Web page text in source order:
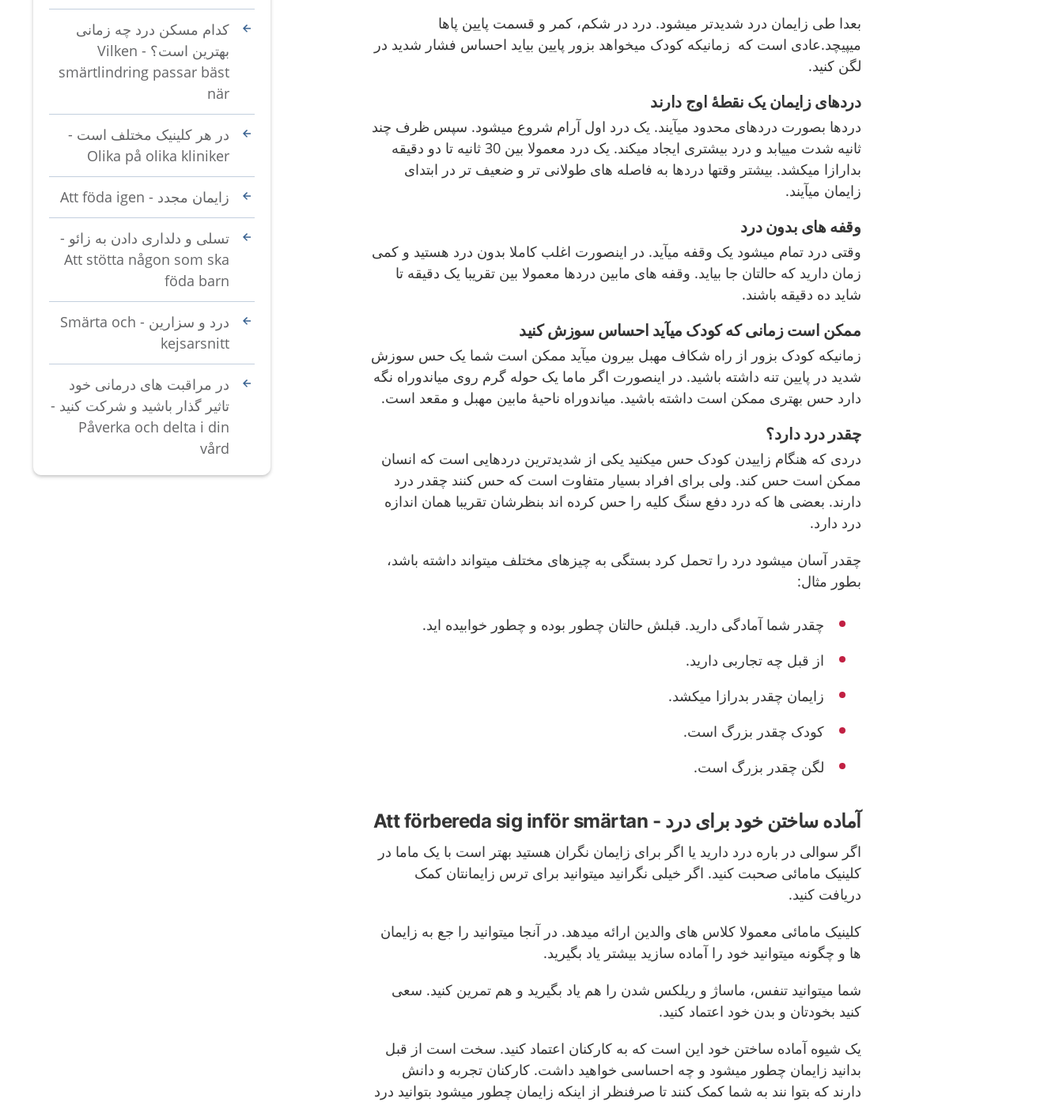
بعدا طی زایمان درد شدیدتر میشود. درد در شکم، کمر و قسمت پایین پاها
میپیچد.عادی است که زمانیکه کودک میخواهد بزور پایین بیاید احساس فشار شدید در
لگن کنید.
دردهای زایمان یک نقطۀ اوج دارند
دردها بصورت دردهای محدود میآیند. یک درد اول آرام شروع میشود. سپس ظرف چند
ثانیه شدت مییابد و درد بیشتری ایجاد میکند. یک درد معمولا بین 30 ثانیه تا دو دقیقه
بدارازا میکشد. بیشتر وقتها دردها به فاصله های طولانی تر و ضعیف تر در ابتدای
زایمان میآیند.
وقفه های بدون درد
وقتی درد تمام میشود یک وقفه میآید. در اینصورت اغلب کاملا بدون درد هستید و کمی
زمان دارید که حالتان جا بیاید. وقفه های مابین دردها معمولا بین تقریبا یک دقیقه تا
شاید ده دقیقه باشند.
ممکن است زمانی که کودک میآید احساس سوزش کنید
زمانیکه کودک بزور از راه شکاف مهبل بیرون میآید ممکن است شما یک حس سوزش
شدید در پایین تنه داشته باشید. در اینصورت اگر ماما یک حوله گرم روی میاندوراه نگه
دارد حس بهتری ممکن است داشته باشید. میاندوراه ناحیۀ مابین مهبل و مقعد است.
چقدر درد دارد؟
دردی که هنگام زاییدن کودک حس میکنید یکی از شدیدترین دردهایی است که انسان
ممکن است حس کند. ولی برای افراد بسیار متفاوت است که حس کنند چقدر درد
دارند. بعضی ها که درد دفع سنگ کلیه را حس کرده اند بنظرشان تقریبا همان اندازه
درد دارد.
چقدر آسان میشود درد را تحمل کرد بستگی به چیزهای مختلف میتواند داشته باشد،
بطور مثال:
چقدر شما آمادگی دارید. قبلش حالتان چطور بوده و چطور خوابیده اید.
از قبل چه تجاربی دارید.
زایمان چقدر بدرازا میکشد.
کودک چقدر بزرگ است.
لگن چقدر بزرگ است.
آماده ساختن خود برای درد - Att förbereda sig inför smärtan
اگر سوالی در باره درد دارید یا اگر برای زایمان نگران هستید بهتر است با یک ماما در
کلینیک مامائی صحبت کنید. اگر خیلی نگرانید میتوانید برای ترس زایمانتان کمک
دریافت کنید.
کلینیک مامائی معمولا کلاس های والدین ارائه میدهد. در آنجا میتوانید را جع به زایمان
ها و چگونه میتوانید خود را آماده سازید بیشتر یاد بگیرید.
شما میتوانید تنفس، ماساژ و ریلکس شدن را هم یاد بگیرید و هم تمرین کنید. سعی
کنید بخودتان و بدن خود اعتماد کنید.
یک شیوه آماده ساختن خود این است که به کارکنان اعتماد کنید. سخت است از قبل
بدانید زایمان چطور میشود و چه احساسی خواهید داشت. کارکنان تجربه و دانش
دارند که بتوا نند به شما کمک کنند تا صرفنظر از اینکه زایمان چطور میشود بتوانید درد
کدام مسکن درد چه زمانی
بهترین است؟ - Vilken
smärtlindring passar bäst
när
در هر کلینیک مختلف است -
Olika på olika kliniker
زایمان مجدد - Att föda igen
تسلی و دلداری دادن به زائو -
Att stötta någon som ska
föda barn
درد و سزارین - Smärta och
kejsarsnitt
در مراقبت های درمانی خود
تاثیر گذار باشید و شرکت کنید -
Påverka och delta i din
vård